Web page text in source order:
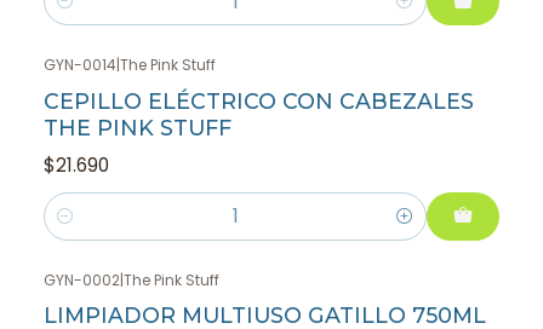
Cantidad
GYN-0014|The Pink Stuff
CEPILLO ELÉCTRICO CON CABEZALES
THE PINK STUFF
$21.690
Cantidad
GYN-0002|The Pink Stuff
LIMPIADOR MULTIUSO GATILLO 750ML